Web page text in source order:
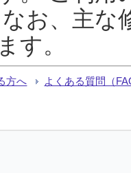
お、主な
す。
方へ よくある質問（